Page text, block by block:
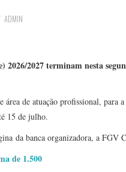
ADMIN
2026/2027 terminam nesta
de atuação profissional, para
15 de julho.
da banca organizadora, a FGV
de 1.500